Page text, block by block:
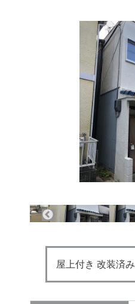
屋上付き 改装済み